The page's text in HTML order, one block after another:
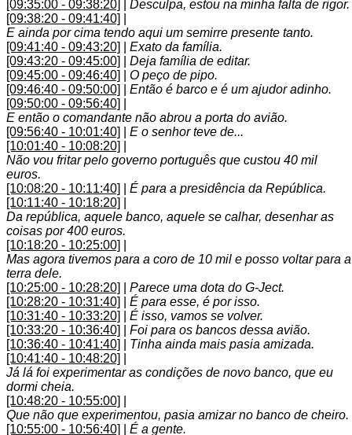
[09:35:00 - 09:38:20]
Desculpa, estou na minha falta de rigor.
[09:38:20 - 09:41:40]
E ainda por cima tendo aqui um semirre presente tanto.
[09:41:40 - 09:43:20]
Exato da família.
[09:43:20 - 09:45:00]
Deja família de editar.
[09:45:00 - 09:46:40]
O peço de pipo.
[09:46:40 - 09:50:00]
Então é barco e é um ajudor adinho.
[09:50:00 - 09:56:40]
E então o comandante não abrou a porta do avião.
[09:56:40 - 10:01:40]
E o senhor teve de...
[10:01:40 - 10:08:20]
Não vou fritar pelo governo português que custou 40 mil
euros.
[10:08:20 - 10:11:40]
É para a presidência da República.
[10:11:40 - 10:18:20]
Da república, aquele banco, aquele se calhar, desenhar as
coisas por 400 euros.
[10:18:20 - 10:25:00]
Mas agora tivemos para a coro de 10 mil e posso voltar para a
terra dele.
[10:25:00 - 10:28:20]
Parece uma dota do G-Ject.
[10:28:20 - 10:31:40]
É para esse, é por isso.
[10:31:40 - 10:33:20]
É isso, vamos se volver.
[10:33:20 - 10:36:40]
Foi para os bancos dessa avião.
[10:36:40 - 10:41:40]
Tinha ainda mais pasia amizada.
[10:41:40 - 10:48:20]
Já lá foi experimentar as condições de novo banco, que eu
dormi cheia.
[10:48:20 - 10:55:00]
Que não que experimentou, pasia amizar no banco de cheiro.
[10:55:00 - 10:56:40]
É a gente.